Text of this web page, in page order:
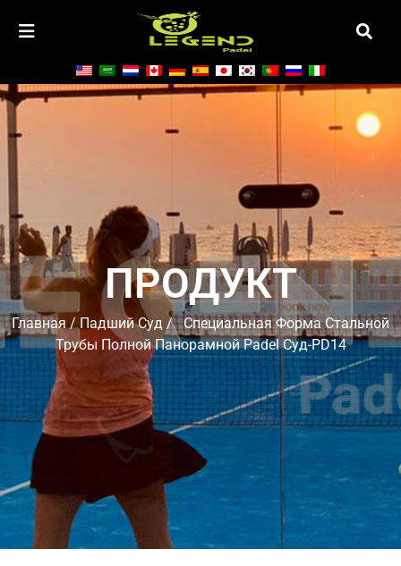
ПРОДУКТ
Главная/Падший Суд / Специальная Форма Стальной
Трубы Полной Панорамной Padel Суд-PD14